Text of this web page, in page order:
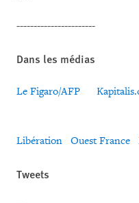
-----------------------
Dans les médias
Le Figaro/AFP
Libération Ouest France
Tweets